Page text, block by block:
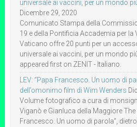
universale ai vaccini, per un mondo
Dicembre 29, 2020
Comunicato Stampa della
19 e della Pontificia Accademia per la
Vaticano offre 20 punti per un
universale ai vaccini, per un mondo
appeared first on ZENIT - Italiano.
LEV: “Papa Francesco. Un uomo di
dell’omonimo film di Wim Wenders
Volume fotografico a cura di
Viganò e Gianluca della Maggiore The
Francesco. Un uomo di parola”,